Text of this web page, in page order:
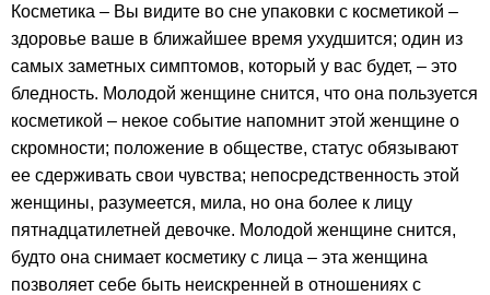
Косметика – Вы видите во сне упаковки с косметикой –
здоровье ваше в ближайшее время ухудшится; один из
самых заметных симптомов, который у вас будет, – это
бледность. Молодой женщине снится, что она пользуется
косметикой – некое событие напомнит этой женщине о
скромности; положение в обществе, статус обязывают
ее сдерживать свои чувства; непосредственность этой
женщины, разумеется, мила, но она более к лицу
пятнадцатилетней девочке. Молодой женщине снится,
будто она снимает косметику с лица – эта женщина
позволяет себе быть неискренней в отношениях с